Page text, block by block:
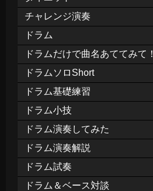
チャレンジ演奏
ドラム
ドラムだけで曲名あててみて！
ドラムソロShort
ドラム基礎練習
ドラム小技
ドラム演奏してみた
ドラム演奏解説
ドラム試奏
ドラム＆ベース対談